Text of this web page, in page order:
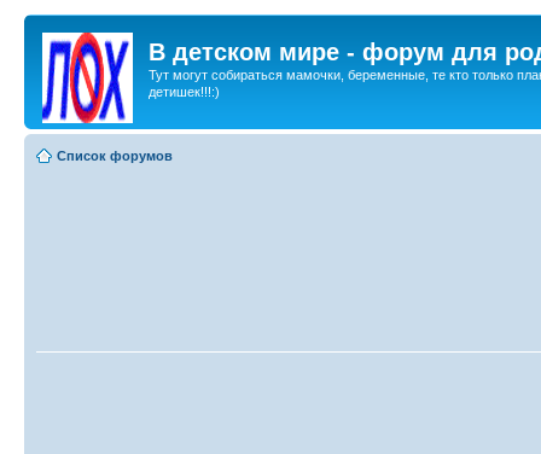
В детском мире - форум для
Тут могут собираться мамочки, беременные, те кто только
детишек!!!:)
Список форумов